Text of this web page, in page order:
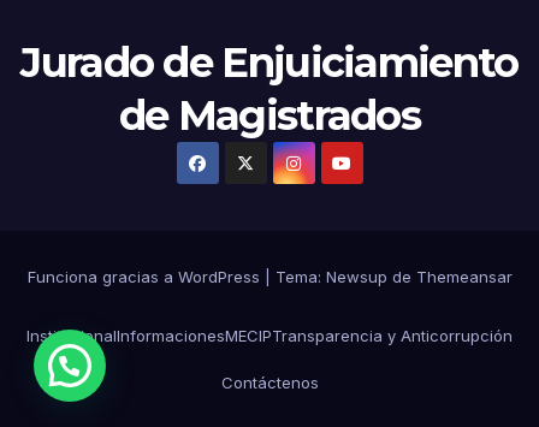
Jurado de Enjuiciamiento
de Magistrados
Funciona gracias a WordPress Tema: Newsup de Themeansar
InstitucionalInformacionesMECIPTransparencia y Anticorrupción
Contáctenos